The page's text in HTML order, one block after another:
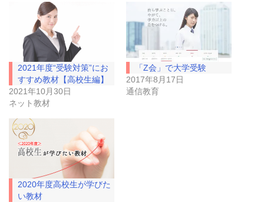
t
t
で
共
有
(
新
し
い
ウ
ィ
ン
ド
ウ
で
ま
す
)
共
有
す
る
に
は
ク
リ
ッ
い
(
新
し
い
ウ
2021年度“受験対策”にお
すすめ教材【高校生編】
2021年10月30日
ネット教材
「Z会」で大学受験
2017年8月17日
通信教育
2020年度高校生が学びた
い教材